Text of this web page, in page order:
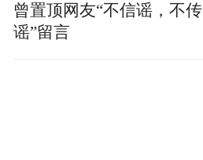
曾置顶网友“不信谣，不传
谣”留言